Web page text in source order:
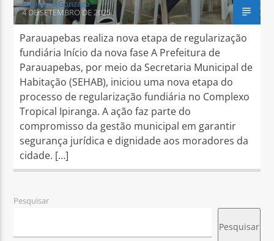
Henrique Gonzaga
4 DE SETEMBRO DE 2025
Parauapebas realiza nova etapa de regularização
fundiária Início da nova fase A Prefeitura de
Parauapebas, por meio da Secretaria Municipal de
Habitação (SEHAB), iniciou uma nova etapa do
processo de regularização fundiária no Complexo
Tropical Ipiranga. A ação faz parte do
compromisso da gestão municipal em garantir
segurança jurídica e dignidade aos moradores da
cidade. […]
Pesquisar
Pesquisar